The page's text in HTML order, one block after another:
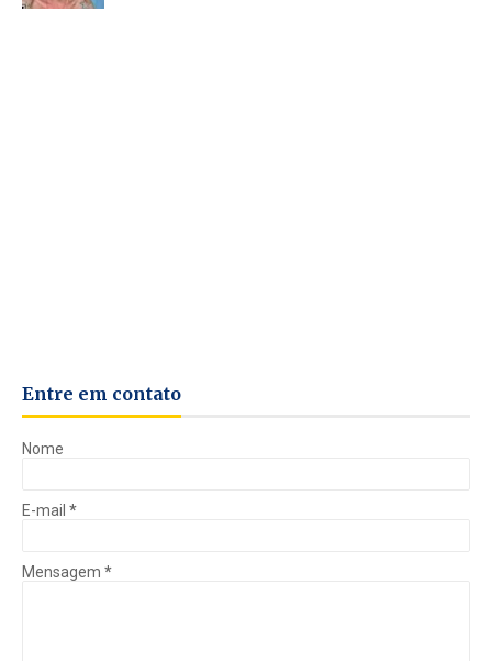
Entre em contato
Nome
E-mail *
Mensagem *